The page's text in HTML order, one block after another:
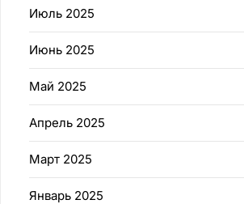
Июль 2025
Июнь 2025
Май 2025
Апрель 2025
Март 2025
Январь 2025